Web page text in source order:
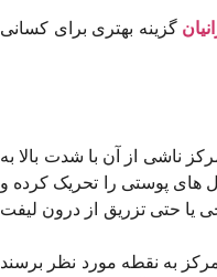
گزینه بهتری برای کسانی
ناشی از آن با شدت بالا به
های پوستی را تحریک کرده و
یا حتی تزریق از درون لیفت
به نقطه مورد نظر برسند